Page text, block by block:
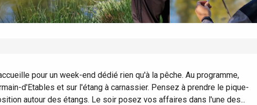
Eu
Le Tréport
Blangy-sur-Bresle
pour un week-end dédié rien qu'à la pêche. Au programme,
d'Etables et sur l'étang à carnassier. Pensez à prendre le pique-
autour des étangs. Le soir posez vos affaires dans l'une des...